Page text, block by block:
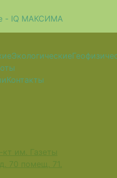
- IQ МАКСИМА
Экологические
Контакты
им. Газеты
70 помещ. 71.